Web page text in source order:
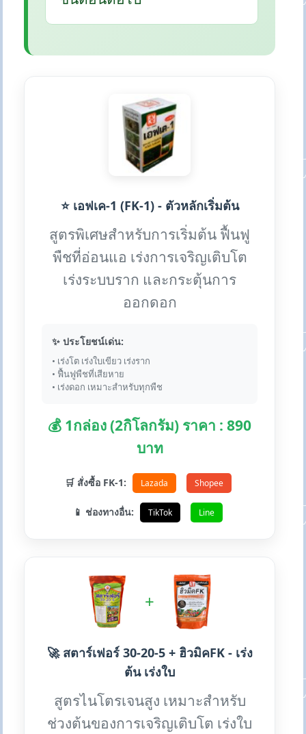
⭐ เอฟเค-1 (FK-1) - ตัวหลักเริ่มต้น
สูตรพิเศษสำหรับการเริ่มต้น ฟื้นฟู
พืชที่อ่อนแอ เร่งการเจริญเติบโต
เร่งระบบราก และกระตุ้นการ
ออกดอก
✨ ประโยชน์เด่น:
• เร่งโต เร่งใบเขียว เร่งราก
• ฟื้นฟูพืชที่เสียหาย
• เร่งดอก เหมาะสำหรับทุกพืช
💰 1กล่อง (2กิโลกรัม) ราคา : 890
บาท
🛒 สั่งซื้อ FK-1: Lazada Shopee
📱 ช่องทางอื่น: TikTok Line
+
🚀 สตาร์เฟอร์ 30-20-5 + ฮิวมิคFK - เร่ง
ต้น เร่งใบ
สูตรไนโตรเจนสูง เหมาะสำหรับ
ช่วงต้นของการเจริญเติบโต เร่งใบ